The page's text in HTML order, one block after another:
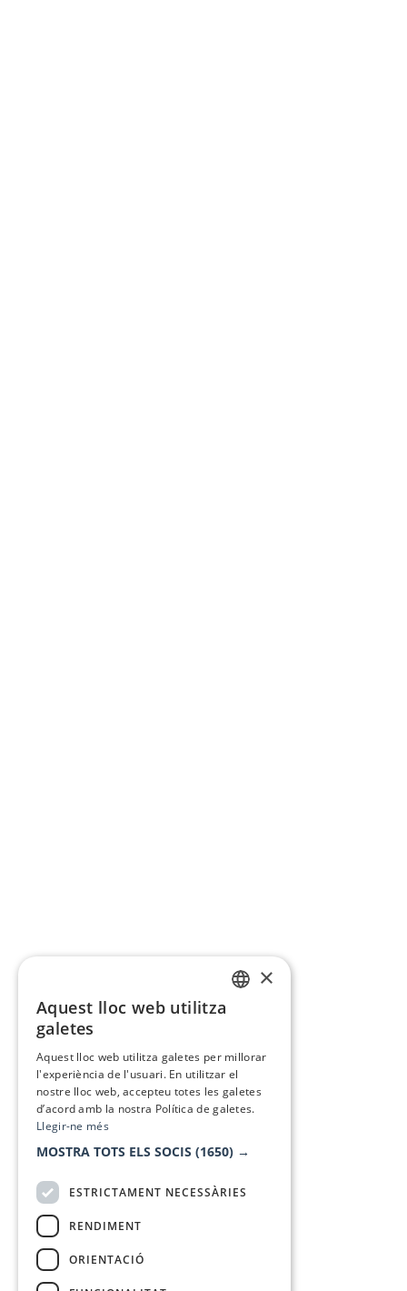
×
Aquest lloc web utilitza
galetes
Aquest lloc web utilitza galetes per millorar
l'experiència de l'usuari. En utilitzar el
nostre lloc web, accepteu totes les galetes
d’acord amb la nostra Política de galetes.
Llegir-ne més
MOSTRA TOTS ELS SOCIS (1650) →
ESTRICTAMENT NECESSÀRIES
RENDIMENT
ORIENTACIÓ